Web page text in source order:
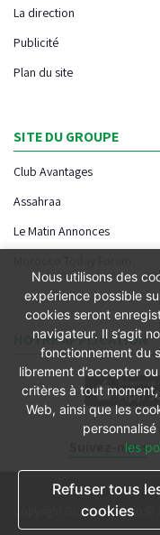
Suivez-nous
La direction
Publicité
Plan du site
SITE DU GROUPE
Club Avantages
Assahraa
Le Matin Annonces
NOTRE APPLICATION
Copyright Groupe le Matin ©
Nous utilisons des
expérience possible
cookies seront
navigateur. Il s’agit
fonctionnement du
librement d’accepter
critères à tout
Web, ainsi que les
les
Refuser tous
cookies